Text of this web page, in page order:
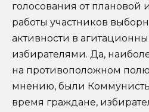
голосования от плановой
работы участников
активности в
избирателями. Да,
на противоположном
мнению, были
время граждане,